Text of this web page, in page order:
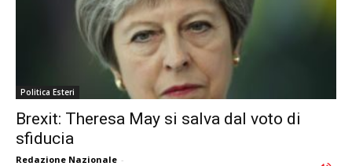
Politica Esteri
Brexit: Theresa May si salva dal voto di
sfiducia
Redazione Nazionale -